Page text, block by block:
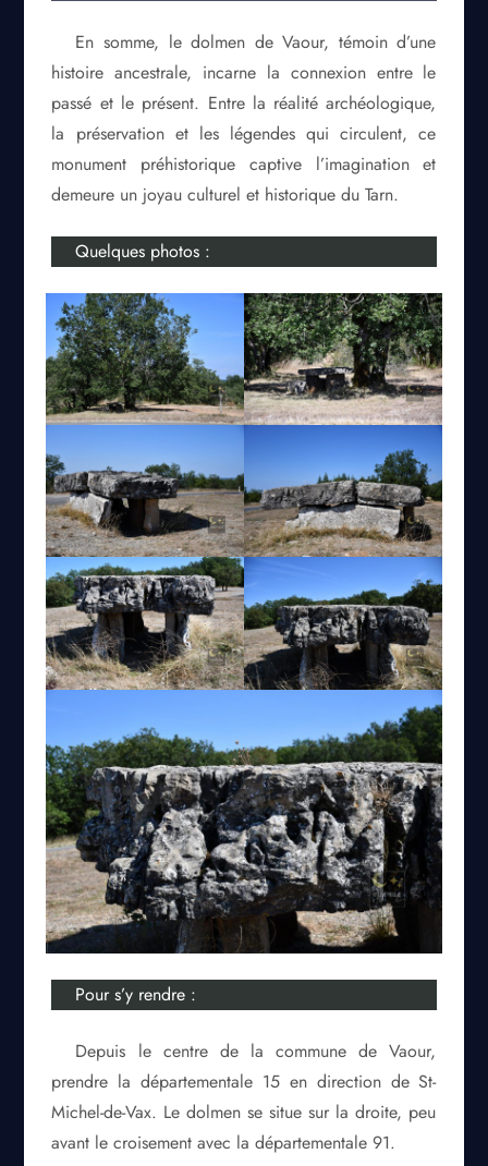
En somme, le dolmen de Vaour, témoin d’une
histoire ancestrale, incarne la connexion entre le
passé et le présent. Entre la réalité archéologique,
la préservation et les légendes qui circulent, ce
monument préhistorique captive l’imagination et
demeure un joyau culturel et historique du Tarn.
Quelques photos :
Pour s’y rendre :
Depuis le centre de la commune de Vaour,
prendre la départementale 15 en direction de St-
Michel-de-Vax. Le dolmen se situe sur la droite, peu
avant le croisement avec la départementale 91.